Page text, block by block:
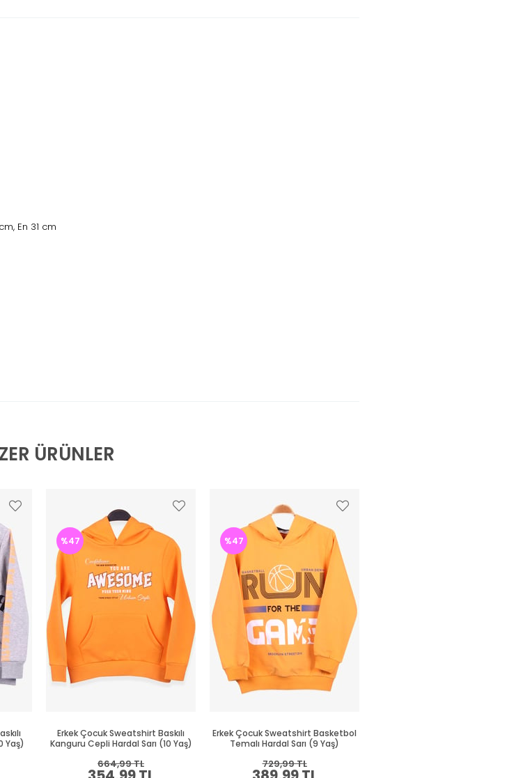
En 31 cm
ÜRÜNLER
Yaş)
Erkek Çocuk Sweatshirt Baskılı
Kanguru Cepli Hardal Sarı (10 Yaş)
664,99 TL
%47
Erkek Çocuk Sweatshirt Basketbol
Temalı Hardal Sarı (9 Yaş)
729,99 TL
%47